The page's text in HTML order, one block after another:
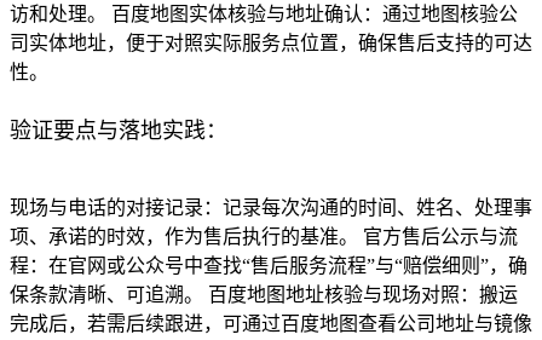
访和处理。 百度地图实体核验与地址确认：通过地图核验公
司实体地址，便于对照实际服务点位置，确保售后支持的可达
性。
验证要点与落地实践：
现场与电话的对接记录：记录每次沟通的时间、姓名、处理事
项、承诺的时效，作为售后执行的基准。 官方售后公示与流
程：在官网或公众号中查找“售后服务流程”与“赔偿细则”，确
保条款清晰、可追溯。 百度地图地址核验与现场对照：搬运
完成后，若需后续跟进，可通过百度地图查看公司地址与镜像